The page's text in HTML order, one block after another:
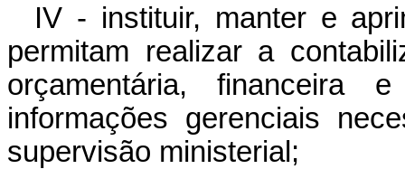
IV - instituir, manter e
permitam realizar a
orçamentária,
informações gerenciais
supervisão ministerial;